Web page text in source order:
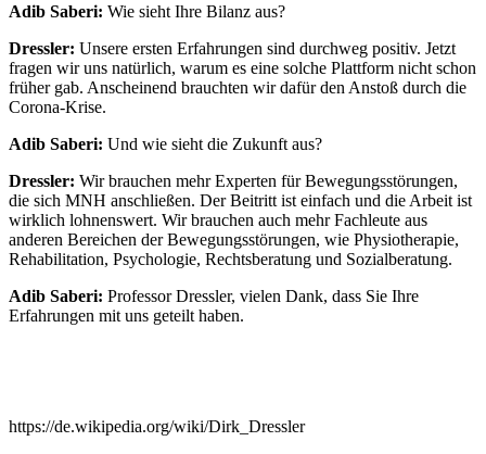
Adib Saberi: Wie sieht Ihre Bilanz aus?
Dressler: Unsere ersten Erfahrungen sind durchweg positiv. Jetzt
fragen wir uns natürlich, warum es eine solche Plattform nicht schon
früher gab. Anscheinend brauchten wir dafür den Anstoß durch die
Corona-Krise.
Adib Saberi: Und wie sieht die Zukunft aus?
Dressler: Wir brauchen mehr Experten für Bewegungsstörungen,
die sich MNH anschließen. Der Beitritt ist einfach und die Arbeit ist
wirklich lohnenswert. Wir brauchen auch mehr Fachleute aus
anderen Bereichen der Bewegungsstörungen, wie Physiotherapie,
Rehabilitation, Psychologie, Rechtsberatung und Sozialberatung.
Adib Saberi: Professor Dressler, vielen Dank, dass Sie Ihre
Erfahrungen mit uns geteilt haben.
https://de.wikipedia.org/wiki/Dirk_Dressler